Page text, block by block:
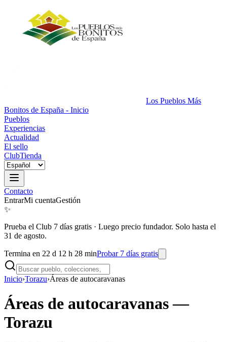
Los Pueblos Más
Bonitos de España - Inicio
Pueblos
Experiencias
Actualidad
El sello
ClubTienda
Contacto
EntrarMi cuentaGestión
✨
Prueba el Club 7 días gratis · Luego precio fundador. Solo hasta el
31 de agosto.
Termina en 22 d 12 h 28 minProbar 7 días gratis
Inicio›Torazu›Áreas de autocaravanas
Áreas de autocaravanas—
Torazu